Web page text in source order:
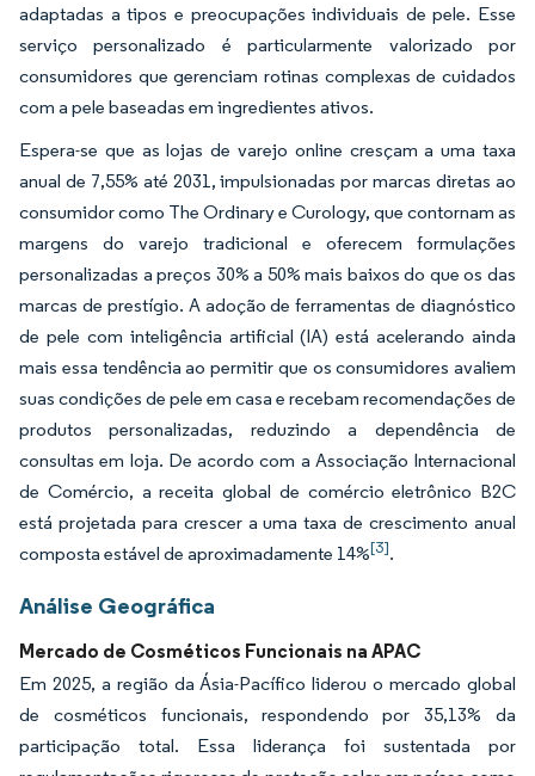
adaptadas a tipos e preocupações individuais de pele. Esse
serviço personalizado é particularmente valorizado por
consumidores que gerenciam rotinas complexas de cuidados
com a pele baseadas em ingredientes ativos.
Espera-se que as lojas de varejo online cresçam a uma taxa
anual de 7,55% até 2031, impulsionadas por marcas diretas ao
consumidor como The Ordinary e Curology, que contornam as
margens do varejo tradicional e oferecem formulações
personalizadas a preços 30% a 50% mais baixos do que os das
marcas de prestígio. A adoção de ferramentas de diagnóstico
de pele com inteligência artificial (IA) está acelerando ainda
mais essa tendência ao permitir que os consumidores avaliem
suas condições de pele em casa e recebam recomendações de
produtos personalizadas, reduzindo a dependência de
consultas em loja. De acordo com a Associação Internacional
de Comércio, a receita global de comércio eletrônico B2C
está projetada para crescer a uma taxa de crescimento anual
composta estável de aproximadamente 14%[3].
Análise Geográfica
Mercado de Cosméticos Funcionais na APAC
Em 2025, a região da Ásia-Pacífico liderou o mercado global
de cosméticos funcionais, respondendo por 35,13% da
participação total. Essa liderança foi sustentada por